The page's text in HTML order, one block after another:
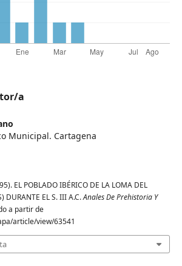
a
Municipal. Cartagena
EL POBLADO IBÉRICO DE LA LOMA DEL
DURANTE EL S. III A.C.Anales De Prehistoria Y
a partir de
article/view/63541